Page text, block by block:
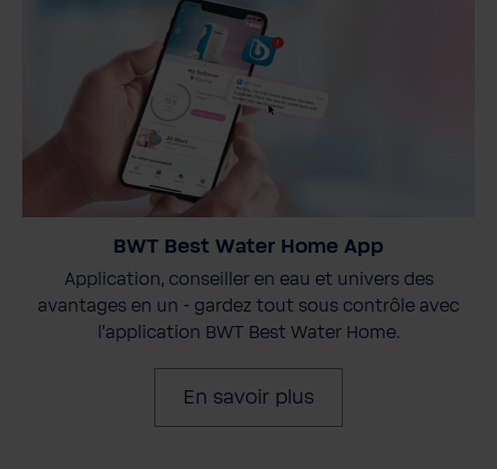
BWT Best Water Home App
Application, conseiller en eau et univers des
avantages en un - gardez tout sous contrôle avec
l'application BWT Best Water Home.
En savoir plus